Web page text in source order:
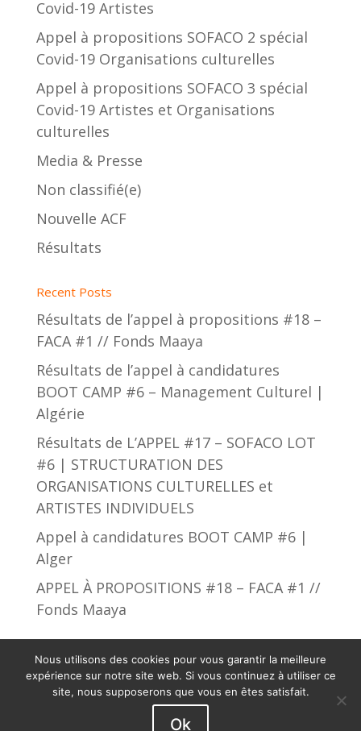
Covid-19 Artistes
Appel à propositions SOFACO 2 spécial
Covid-19 Organisations culturelles
Appel à propositions SOFACO 3 spécial
Covid-19 Artistes et Organisations
culturelles
Media & Presse
Non classifié(e)
Nouvelle ACF
Résultats
Recent Posts
Résultats de l’appel à propositions #18 –
FACA #1 // Fonds Maaya
Résultats de l’appel à candidatures
BOOT CAMP #6 – Management Culturel |
Algérie
Résultats de L’APPEL #17 – SOFACO LOT
#6 | STRUCTURATION DES
ORGANISATIONS CULTURELLES et
ARTISTES INDIVIDUELS
Appel à candidatures BOOT CAMP #6 |
Alger
APPEL À PROPOSITIONS #18 – FACA #1 //
Fonds Maaya
African Culture Fund © 2019 - 2023. Tous droits
Nous utilisons des cookies pour vous garantir la meilleure
expérience sur notre site web. Si vous continuez à utiliser ce
site, nous supposerons que vous en êtes satisfait.
Ok